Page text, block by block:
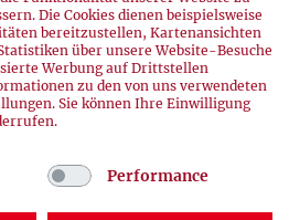
Die Cookies dienen beispielsweise
bereitzustellen, Kartenansichten
über unsere Website-Besuche
Werbung auf Drittstellen
zu den von uns verwendeten
Sie können Ihre Einwilligung
Performance